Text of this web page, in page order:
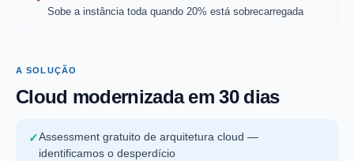
Sobe a instância toda quando 20% está sobrecarregada
A SOLUÇÃO
Cloud modernizada em 30 dias
✓Assessment gratuito de arquitetura cloud —
identificamos o desperdício